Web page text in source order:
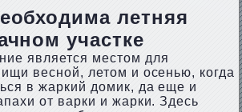
летняя
участке
является местом для
весной, летом и осенью, когда
в жаркий домик, да еще и
от варки и жарки. Здесь